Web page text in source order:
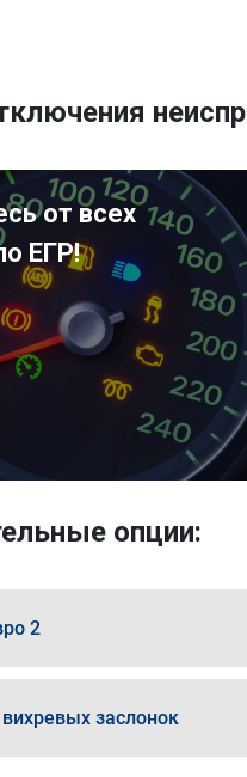
от всех
ЕГР!
опции:
2
заслонок